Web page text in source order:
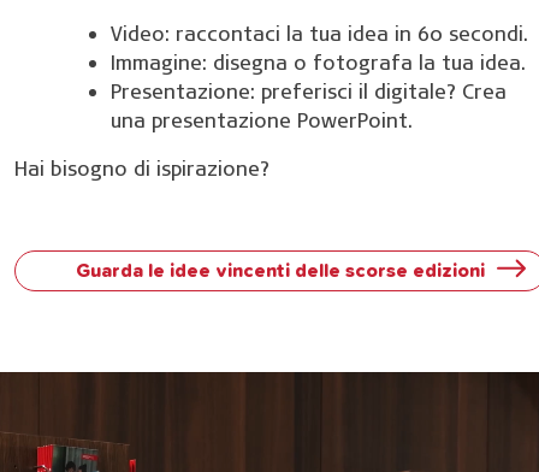
Video: raccontaci la tua idea in 60 secondi.
Immagine: disegna o fotografa la tua idea.
Presentazione: preferisci il digitale? Crea
una presentazione PowerPoint.
Hai bisogno di ispirazione?
Guarda le idee vincenti delle scorse edizioni